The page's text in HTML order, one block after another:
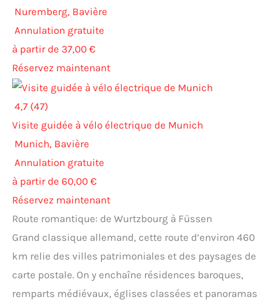
Nuremberg, Bavière
Annulation gratuite
à partir de 37,00 €
Réservez maintenant
4,7 (47)
Visite guidée à vélo électrique de Munich
Munich, Bavière
Annulation gratuite
à partir de 60,00 €
Réservez maintenant
Route romantique: de Wurtzbourg à Füssen
Grand classique allemand, cette route d’environ 460
km relie des villes patrimoniales et des paysages de
carte postale. On y enchaîne résidences baroques,
remparts médiévaux, églises classées et panoramas